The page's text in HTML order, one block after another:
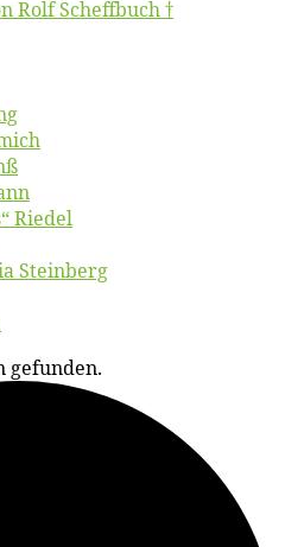
Rolf Scheffbuch †
Riedel
Steinberg
gefunden.